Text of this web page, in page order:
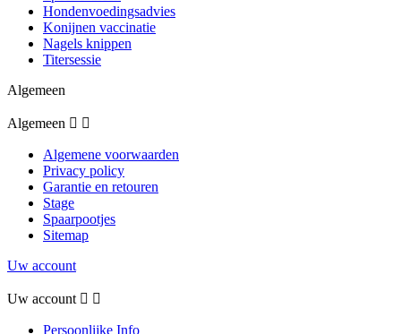
Hondenvoedingsadvies
Konijnen vaccinatie
Nagels knippen
Titersessie
Algemeen
Algemeen  
Algemene voorwaarden
Privacy policy
Garantie en retouren
Stage
Spaarpootjes
Sitemap
Uw account
Uw account  
Persoonlijke Info